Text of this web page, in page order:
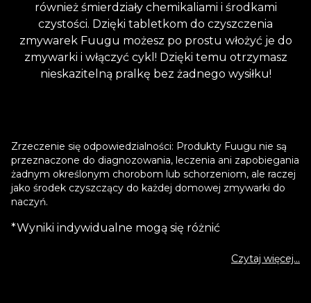
również śmierdziały chemikaliami i środkami
czystości. Dzięki tabletkom do czyszczenia
zmywarek Fuugu możesz po prostu włożyć je do
zmywarki i włączyć cykl! Dzięki temu otrzymasz
nieskazitelną pralkę bez żadnego wysiłku!
Zrzeczenie się odpowiedzialności: Produkty Fuugu nie są
przeznaczone do diagnozowania, leczenia ani zapobiegania
żadnym określonym chorobom lub schorzeniom, ale raczej
jako środek czyszczący do każdej domowej zmywarki do
naczyń.
*Wyniki indywidualne mogą się różnić
Czytaj więcej…